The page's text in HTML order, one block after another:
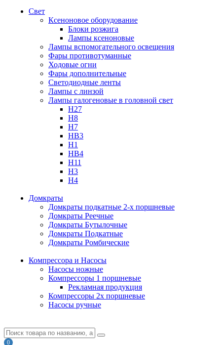
Свет
Ксеноновое оборудование
Блоки розжига
Лампы ксеноновые
Лампы вспомогательного освещения
Фары противотуманные
Ходовые огни
Фары дополнительные
Светодиодные ленты
Лампы с линзой
Лампы галогеновые в головной свет
H27
H8
H7
HB3
H1
HB4
H11
H3
H4
Домкраты
Домкраты подкатные 2-х поршневые
Домкраты Реечные
Домкраты Бутылочные
Домкраты Подкатные
Домкраты Ромбические
Компрессора и Насосы
Насосы ножные
Компрессоры 1 поршневые
Рекламная продукция
Компрессоры 2х поршневые
Насосы ручные
0